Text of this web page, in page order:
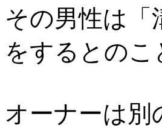
その男性は「
をするとの
オーナーは別